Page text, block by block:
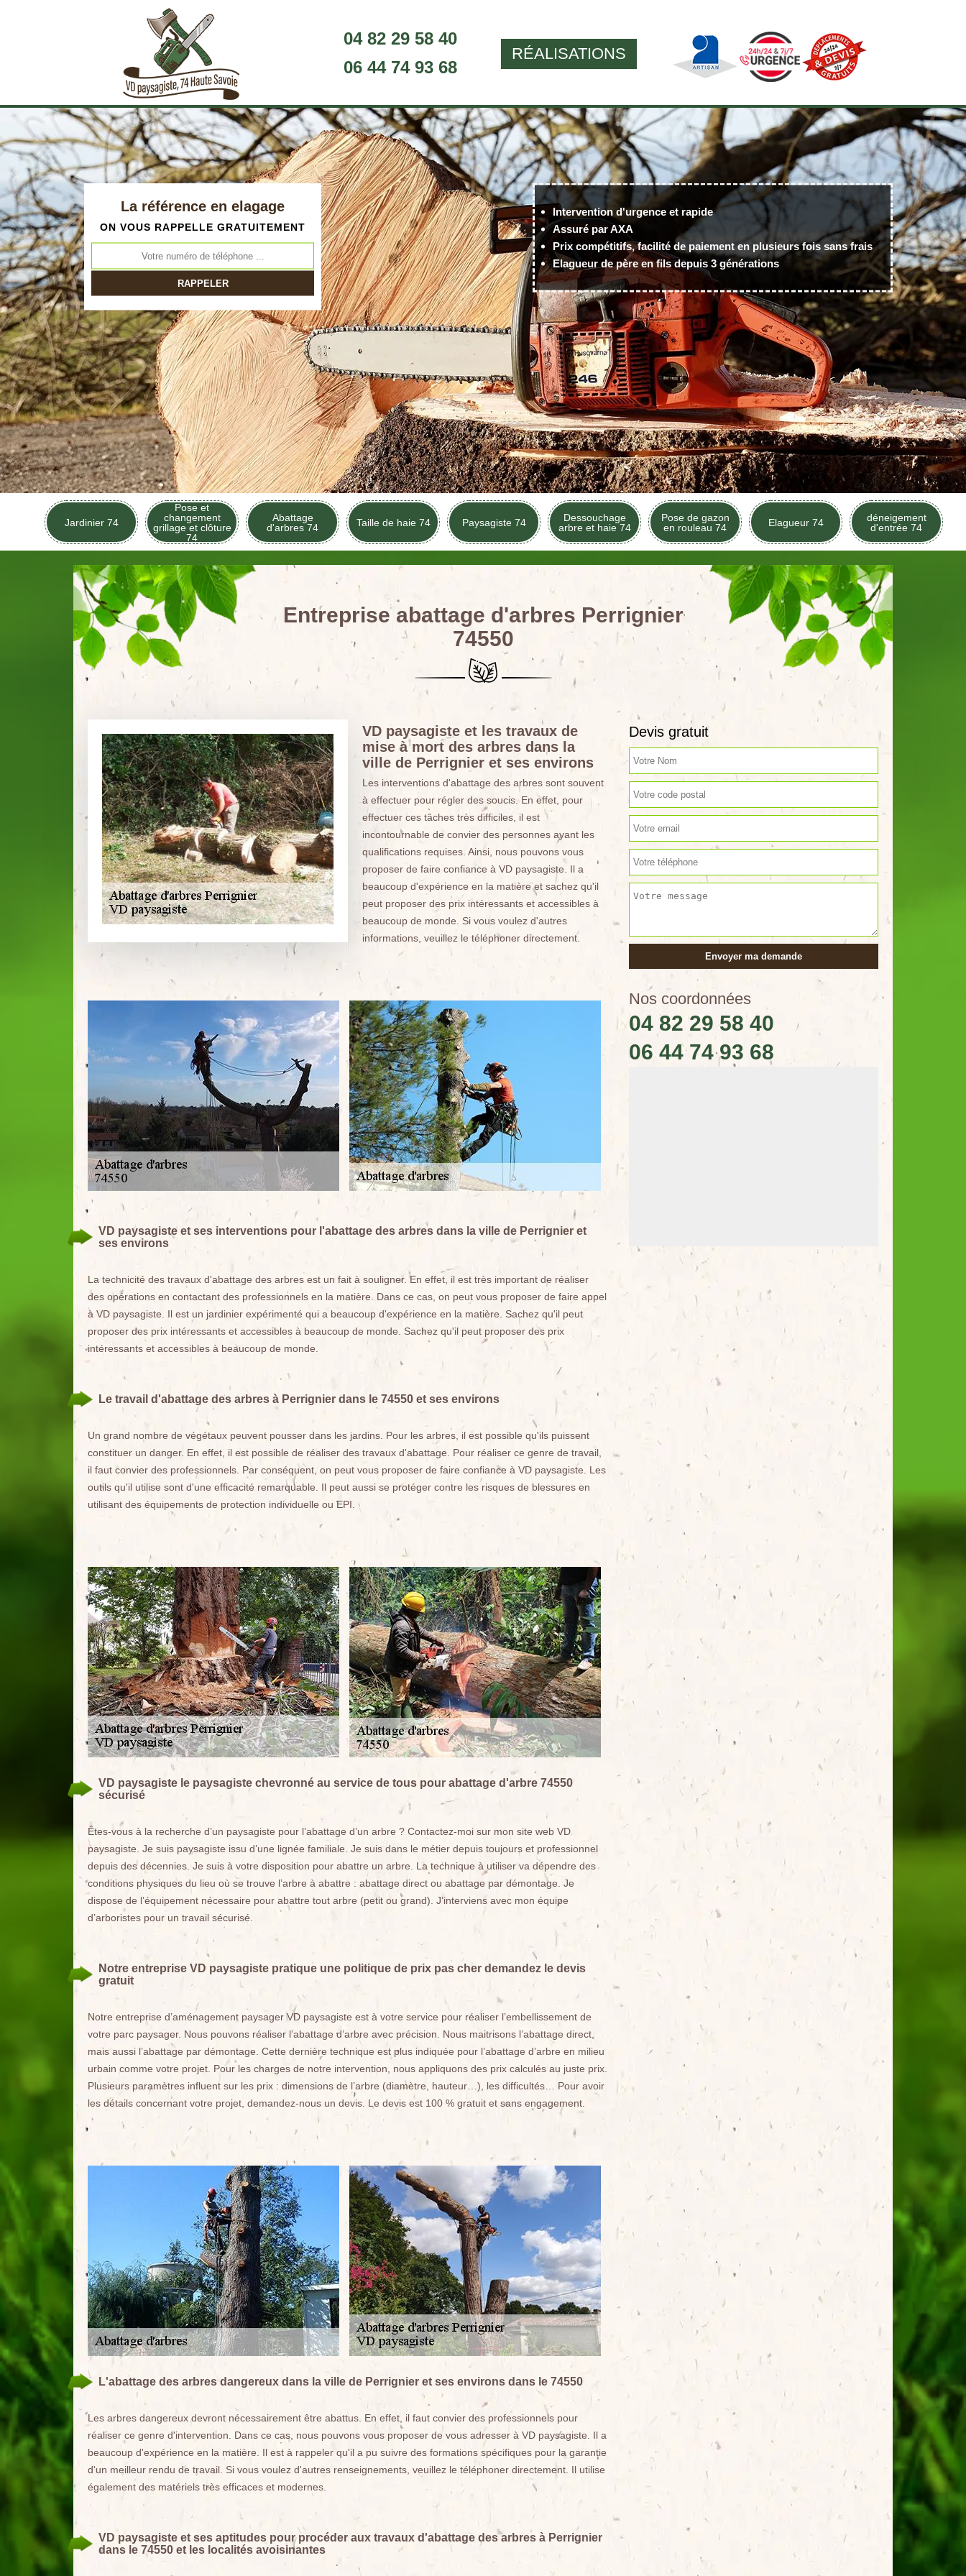
04 82 29 58 40
06 44 74 93 68
RÉALISATIONS
La référence en elagage
ON VOUS RAPPELLE GRATUITEMENT
Intervention d'urgence et rapide
Assuré par AXA
Prix compétitifs, facilité de paiement en plusieurs fois sans frais
Elagueur de père en fils depuis 3 générations
Jardinier 74
Pose et
changement
grillage et clôture
74
Abattage
d'arbres 74
Taille de haie 74 Paysagiste 74
Dessouchage
arbre et haie 74
Pose de gazon
en rouleau 74
Elagueur 74
déneigement
d'entrée 74
Entreprise abattage d'arbres Perrignier
74550
VD paysagiste et les travaux de
mise à mort des arbres dans la
ville de Perrignier et ses environs
Les interventions d'abattage des arbres sont souvent
à effectuer pour régler des soucis. En effet, pour
effectuer ces tâches très difficiles, il est
incontournable de convier des personnes ayant les
qualifications requises. Ainsi, nous pouvons vous
proposer de faire confiance à VD paysagiste. Il a
beaucoup d'expérience en la matière et sachez qu'il
peut proposer des prix intéressants et accessibles à
beaucoup de monde. Si vous voulez d'autres
informations, veuillez le téléphoner directement.
VD paysagiste et ses interventions pour l'abattage des arbres dans la ville de Perrignier et
ses environs
La technicité des travaux d'abattage des arbres est un fait à souligner. En effet, il est très important de réaliser
des opérations en contactant des professionnels en la matière. Dans ce cas, on peut vous proposer de faire appel
à VD paysagiste. Il est un jardinier expérimenté qui a beaucoup d'expérience en la matière. Sachez qu'il peut
proposer des prix intéressants et accessibles à beaucoup de monde. Sachez qu'il peut proposer des prix
intéressants et accessibles à beaucoup de monde.
Le travail d'abattage des arbres à Perrignier dans le 74550 et ses environs
Un grand nombre de végétaux peuvent pousser dans les jardins. Pour les arbres, il est possible qu'ils puissent
constituer un danger. En effet, il est possible de réaliser des travaux d'abattage. Pour réaliser ce genre de travail,
il faut convier des professionnels. Par conséquent, on peut vous proposer de faire confiance à VD paysagiste. Les
outils qu'il utilise sont d'une efficacité remarquable. Il peut aussi se protéger contre les risques de blessures en
utilisant des équipements de protection individuelle ou EPI.
VD paysagiste le paysagiste chevronné au service de tous pour abattage d'arbre 74550
sécurisé
Êtes-vous à la recherche d’un paysagiste pour l’abattage d’un arbre ? Contactez-moi sur mon site web VD
paysagiste. Je suis paysagiste issu d’une lignée familiale. Je suis dans le métier depuis toujours et professionnel
depuis des décennies. Je suis à votre disposition pour abattre un arbre. La technique à utiliser va dépendre des
conditions physiques du lieu où se trouve l’arbre à abattre : abattage direct ou abattage par démontage. Je
dispose de l’équipement nécessaire pour abattre tout arbre (petit ou grand). J’interviens avec mon équipe
d’arboristes pour un travail sécurisé.
Notre entreprise VD paysagiste pratique une politique de prix pas cher demandez le devis
gratuit
Notre entreprise d’aménagement paysager VD paysagiste est à votre service pour réaliser l’embellissement de
votre parc paysager. Nous pouvons réaliser l’abattage d’arbre avec précision. Nous maitrisons l’abattage direct,
mais aussi l’abattage par démontage. Cette dernière technique est plus indiquée pour l’abattage d’arbre en milieu
urbain comme votre projet. Pour les charges de notre intervention, nous appliquons des prix calculés au juste prix.
Plusieurs paramètres influent sur les prix : dimensions de l’arbre (diamètre, hauteur…), les difficultés… Pour avoir
les détails concernant votre projet, demandez-nous un devis. Le devis est 100 % gratuit et sans engagement.
L'abattage des arbres dangereux dans la ville de Perrignier et ses environs dans le 74550
Les arbres dangereux devront nécessairement être abattus. En effet, il faut convier des professionnels pour
réaliser ce genre d'intervention. Dans ce cas, nous pouvons vous proposer de vous adresser à VD paysagiste. Il a
beaucoup d'expérience en la matière. Il est à rappeler qu'il a pu suivre des formations spécifiques pour la garantie
d'un meilleur rendu de travail. Si vous voulez d'autres renseignements, veuillez le téléphoner directement. Il utilise
également des matériels très efficaces et modernes.
VD paysagiste et ses aptitudes pour procéder aux travaux d'abattage des arbres à Perrignier
dans le 74550 et les localités avoisinantes
Devis gratuit
Nos coordonnées
04 82 29 58 40
06 44 74 93 68